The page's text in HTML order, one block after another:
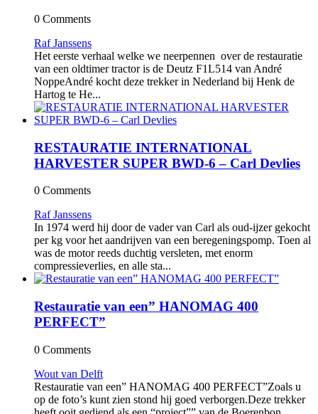
0 Comments
Raf Janssens
Het eerste verhaal welke we neerpennen over de restauratie
van een oldtimer tractor is de Deutz F1L514 van André
NoppeAndré kocht deze trekker in Nederland bij Henk de
Hartog te He...
RESTAURATIE INTERNATIONAL
HARVESTER SUPER BWD-6 – Carl Devlies
0 Comments
Raf Janssens
In 1974 werd hij door de vader van Carl als oud-ijzer gekocht
per kg voor het aandrijven van een beregeningspomp. Toen al
was de motor reeds duchtig versleten, met enorm
compressieverlies, en alle sta...
Restauratie van een” HANOMAG 400
PERFECT”
0 Comments
Wout van Delft
Restauratie van een” HANOMAG 400 PERFECT”Zoals u
op de foto’s kunt zien stond hij goed verborgen.Deze trekker